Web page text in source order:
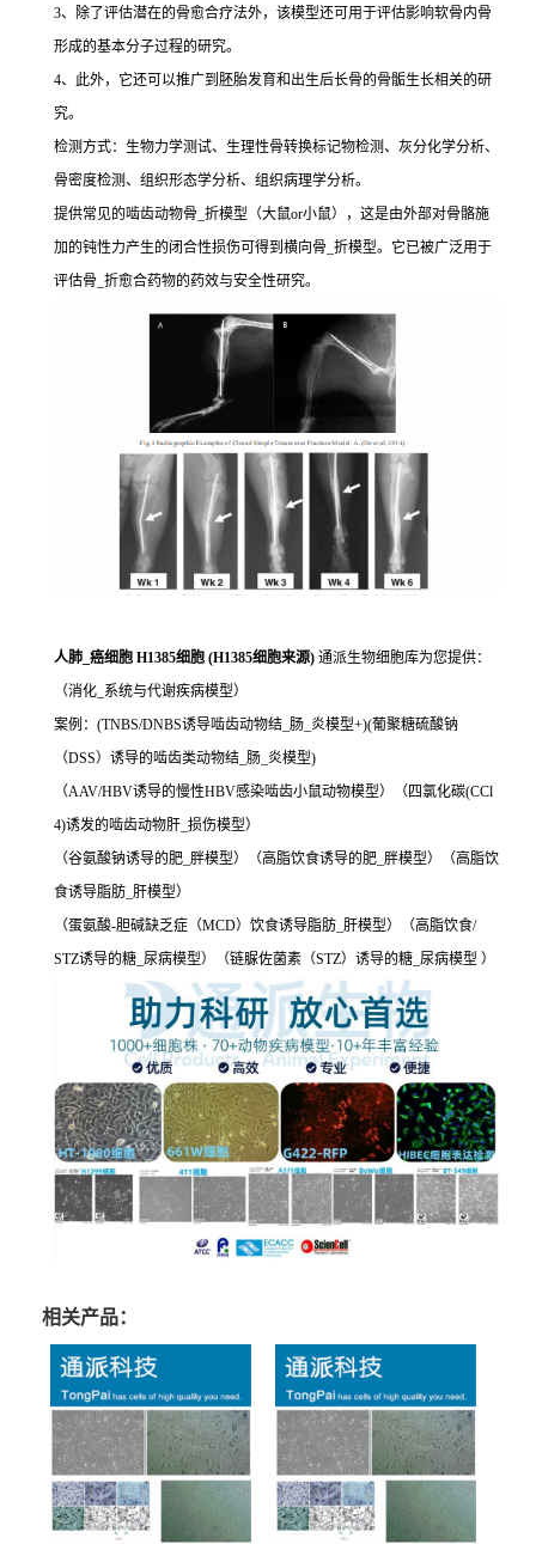
3、除了评估潜在的骨愈合疗法外，该模型还可用于评估影响软骨内骨
形成的基本分子过程的研究。
4、此外，它还可以推广到胚胎发育和出生后长骨的骨骺生长相关的研
究。
检测方式：生物力学测试、生理性骨转换标记物检测、灰分化学分析、
骨密度检测、组织形态学分析、组织病理学分析。
提供常见的啮齿动物骨_折模型（大鼠or小鼠），这是由外部对骨骼施
加的钝性力产生的闭合性损伤可得到横向骨_折模型。它已被广泛用于
评估骨_折愈合药物的药效与安全性研究。
人肺_癌细胞 H1385细胞 (H1385细胞来源) 通派生物细胞库为您提供：
（消化_系统与代谢疾病模型）
案例：(TNBS/DNBS诱导啮齿动物结_肠_炎模型+)(葡聚糖硫酸钠
（DSS）诱导的啮齿类动物结_肠_炎模型)
（AAV/HBV诱导的慢性HBV感染啮齿小鼠动物模型）（四氯化碳(CCl
4)诱发的啮齿动物肝_损伤模型）
（谷氨酸钠诱导的肥_胖模型）（高脂饮食诱导的肥_胖模型）（高脂饮
食诱导脂肪_肝模型）
（蛋氨酸-胆碱缺乏症（MCD）饮食诱导脂肪_肝模型）（高脂饮食/
STZ诱导的糖_尿病模型）（链脲佐菌素（STZ）诱导的糖_尿病模型 ）
相关产品：